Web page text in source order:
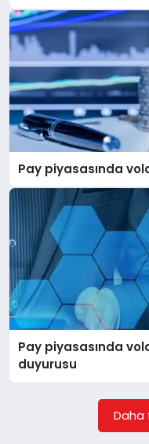
SPOR
TEKNOLOJI
Pay piyasasında
Pay piyasasında
duyurusu
Daha